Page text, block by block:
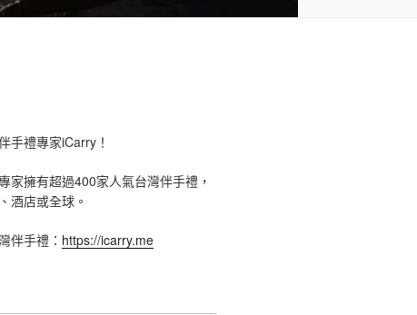
手禮專家iCarry！
家擁有超過400家人氣台灣伴手禮，
酒店或全球。
伴手禮： https://icarry.me